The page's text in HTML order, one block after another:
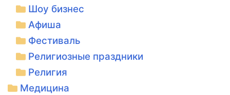
Шоу бизнес
Афиша
Фестиваль
Религиозные праздники
Религия
Медицина